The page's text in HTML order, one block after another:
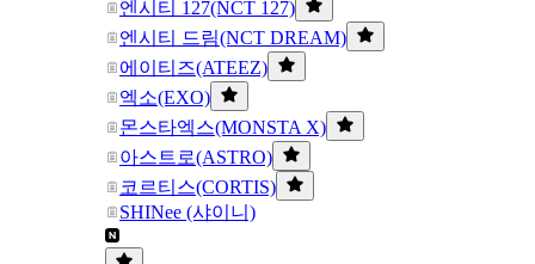
엔시티 127(NCT 127)
엔시티 드림(NCT DREAM)
에이티즈(ATEEZ)
엑소(EXO)
몬스타엑스(MONSTA X)
아스트로(ASTRO)
코르티스(CORTIS)
SHINee (샤이니)